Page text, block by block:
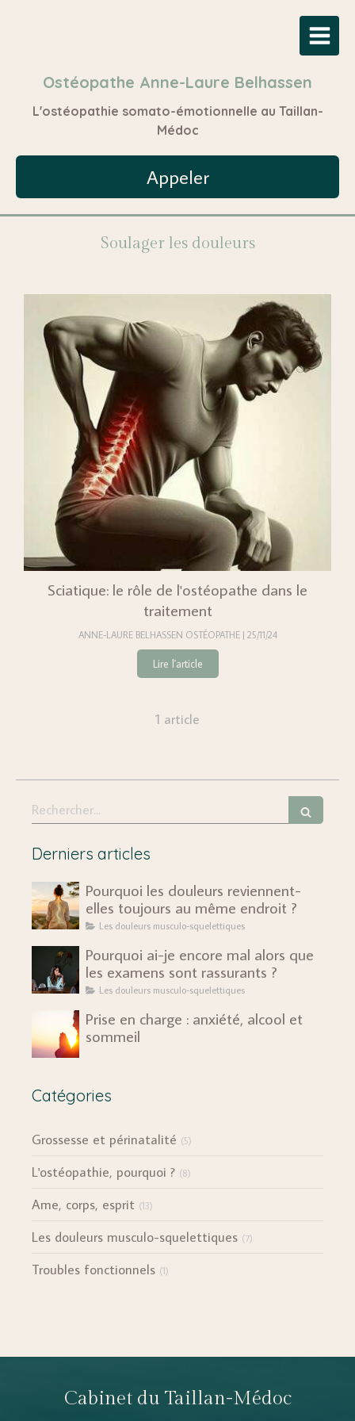
Ostéopathe Anne-Laure Belhassen
L'ostéopathie somato-émotionnelle au Taillan-
Médoc
Appeler
Soulager les douleurs
Sciatique: le rôle de l'ostéopathe dans le
traitement
ANNE-LAURE BELHASSEN OSTÉOPATHE 25/11/24
Lire l'article
1 article
Rechercher
Derniers articles
Pourquoi les douleurs reviennent-
elles toujours au même endroit ?
Les douleurs musculo-squelettiques
Pourquoi ai-je encore mal alors que
les examens sont rassurants ?
Les douleurs musculo-squelettiques
Prise en charge : anxiété, alcool et
sommeil
Catégories
Grossesse et périnatalité (5)
L'ostéopathie, pourquoi ? (8)
Ame, corps, esprit (13)
Les douleurs musculo-squelettiques (7)
Troubles fonctionnels (1)
Cabinet du Taillan-Médoc